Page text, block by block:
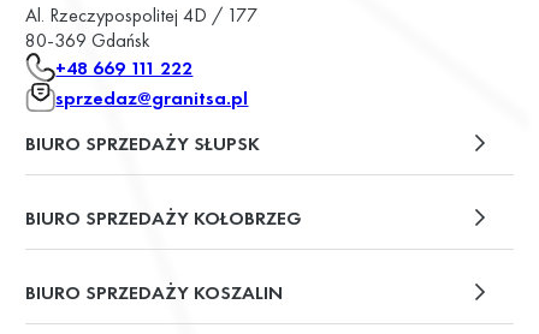
Al. Rzeczypospolitej 4D / 177
80-369 Gdańsk
+48 669 111 222
sprzedaz@granitsa.pl
BIURO SPRZEDAŻY SŁUPSK
plac Władysława Broniewskiego 13/u2
BIURO SPRZEDAŻY KOŁOBRZEG
ul. Św. Wojciecha 6
BIURO SPRZEDAŻY KOSZALIN